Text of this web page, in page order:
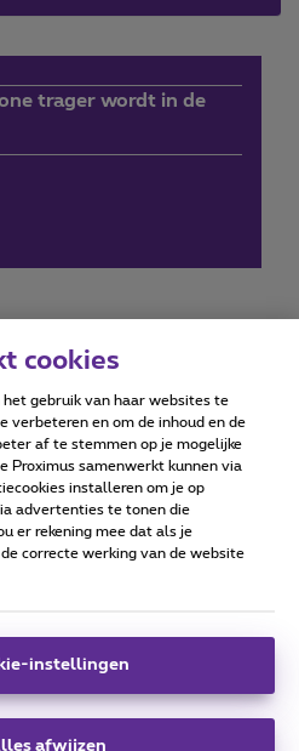
trager wordt in de
Accessibility statement
Proximus
wordt beheerd conform het
Brussel.
cookies
gebruik van haar websites te
verbeteren en om de inhoud en de
af te stemmen op je mogelijke
Proximus samenwerkt kunnen via
installeren om je op
advertenties te tonen die
er rekening mee dat als je
correcte werking van de website
instellingen
afwijzen